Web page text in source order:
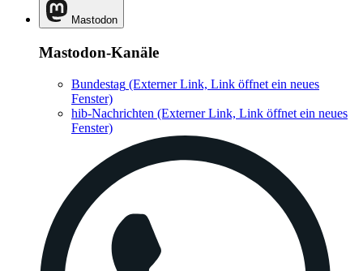
Mastodon
Mastodon-Kanäle
Bundestag (Externer Link, Link öffnet ein neues
Fenster)
hib-Nachrichten (Externer Link, Link öffnet ein neues
Fenster)